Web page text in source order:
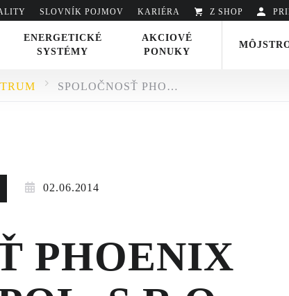
SLOVNÍK POJMOV KARIÉRA Z SHOP
ENERGETICKÉ
SYSTÉMY
AKCIOVÉ
PONUKY
SPOLOČNOSŤ PHOENIX ZEPPELIN, SPOL. S R.O. MENÍ NÁZOV NA ZEPPELIN SK S.R.O.
02.06.2014
PHOENIX